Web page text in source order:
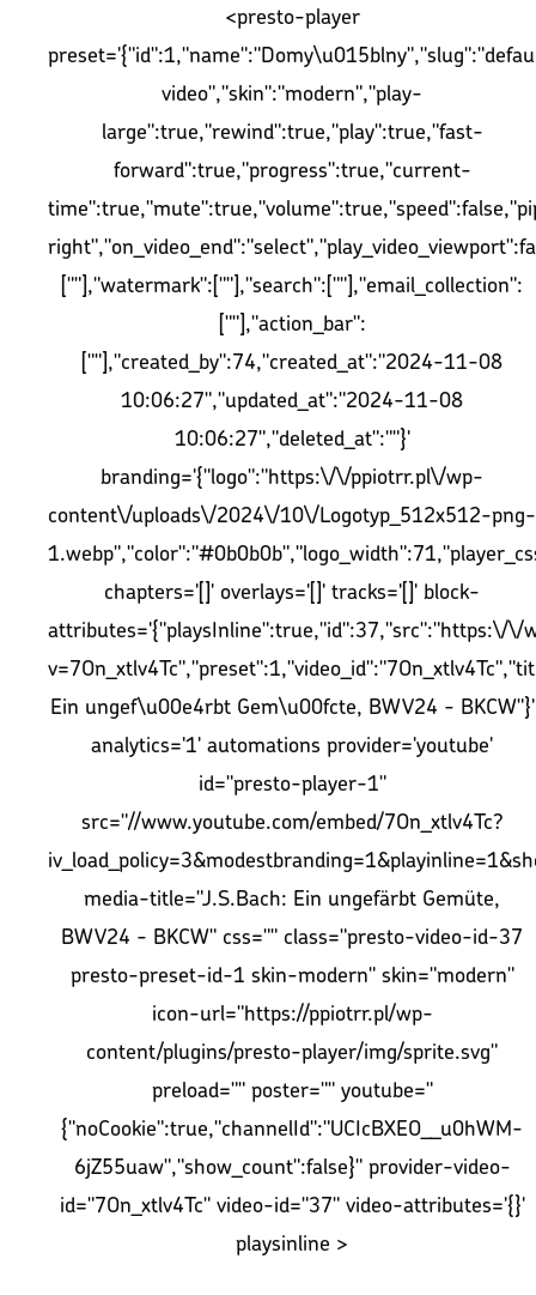
<presto-player
video","skin":"modern","play-
large":true,"rewind":true,"play":true,"fast-
forward":true,"progress":true,"current-
[""],"watermark":[""],"search":[""],"email_collection":
[""],"action_bar":
[""],"created_by":74,"created_at":"2024-11-08
10:06:27","updated_at":"2024-11-08
10:06:27","deleted_at":""}'
branding='{"logo":"https:\/\/ppiotrr.pl\/wp-
content\/uploads\/2024\/10\/Logotyp_512x512-png-
chapters='[]' overlays='[]' tracks='[]' block-
attributes='{"playsInline":true,"id":37,"src":"https:\/\/
Ein ungef\u00e4rbt Gem\u00fcte, BWV24 - BKCW"}'
analytics='1' automations provider='youtube'
id="presto-player-1"
src="//www.youtube.com/embed/7On_xtlv4Tc?
media-title="J.S.Bach: Ein ungefärbt Gemüte,
BWV24 - BKCW" css="" class="presto-video-id-37
presto-preset-id-1 skin-modern" skin="modern"
icon-url="https://ppiotrr.pl/wp-
content/plugins/presto-player/img/sprite.svg"
preload="" poster="" youtube="
{"noCookie":true,"channelId":"UCIcBXEO__u0hWM-
6jZ55uaw","show_count":false}" provider-video-
id="7On_xtlv4Tc" video-id="37" video-attributes='{}'
playsinline >